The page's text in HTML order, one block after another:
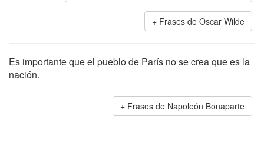
Frases de Oscar Wilde
Es importante que el pueblo de París no se crea que es la
nación.
Frases de Napoleón Bonaparte